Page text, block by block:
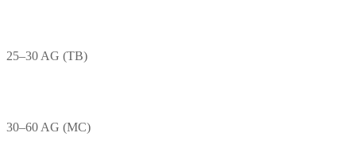
25–30 AG (TB)
30–60 AG (MC)